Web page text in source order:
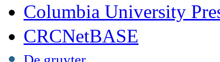
Columbia University
CRCNetBASE